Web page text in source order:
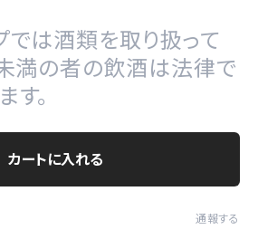
では酒類を取り扱って
満の者の飲酒は法律で
す。
カートに入れる
通報する